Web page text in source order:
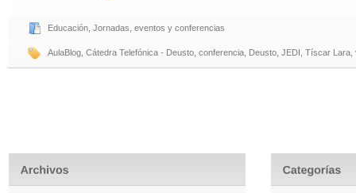
Educación Jornadas, eventos y conferencias
AulaBlog Cátedra Telefónica - Deusto conferencia Deusto JEDI Tíscar Lara